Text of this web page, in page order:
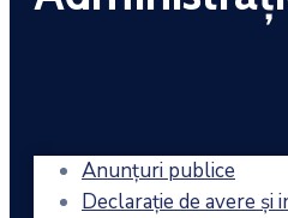
Anunțuri publice
Declarație de avere și